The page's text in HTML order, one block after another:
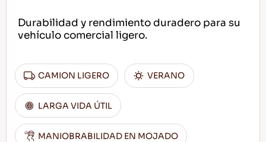
Durabilidad y rendimiento duradero para su
vehículo comercial ligero.
CAMION LIGERO VERANO
LARGA VIDA ÚTIL
MANIOBRABILIDAD EN MOJADO